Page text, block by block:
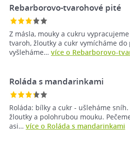
Rebarborovo-tvarohové pité
Z másla, mouky a cukru
tvaroh, žloutky a cukr vymícháme do
vyšleháme… více o Rebarborovo-
Roláda s mandarinkami
Roláda: bílky a cukr - ušleháme
žloutky a polohrubou mouku.
asi… více o Roláda s mandarinkami